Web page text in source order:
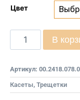
Цвет
В
Артикул:
Касеты, Трещетки